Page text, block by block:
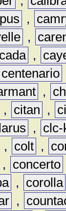
,
,
,
centenario
,
, citan ,
,
clc-
, colt ,
, concerto
,
corolla
,